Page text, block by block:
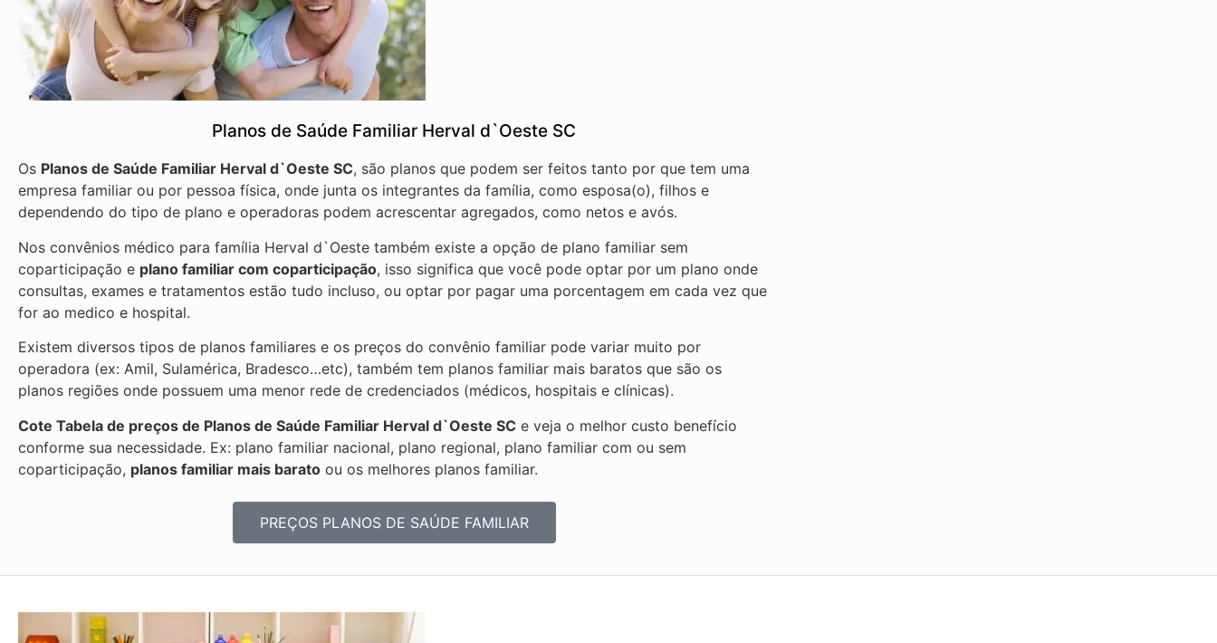
Planos de Saúde Familiar Herval d`Oeste SC
Os Planos de Saúde Familiar Herval d`Oeste SC, são planos que podem ser feitos tanto por que tem uma
empresa familiar ou por pessoa física, onde junta os integrantes da família, como esposa(o), filhos e
dependendo do tipo de plano e operadoras podem acrescentar agregados, como netos e avós.
Nos convênios médico para família Herval d`Oeste também existe a opção de plano familiar sem
coparticipação e plano familiar com coparticipação, isso significa que você pode optar por um plano onde
consultas, exames e tratamentos estão tudo incluso, ou optar por pagar uma porcentagem em cada vez que
for ao medico e hospital.
Existem diversos tipos de planos familiares e os preços do convênio familiar pode variar muito por
operadora (ex: Amil, Sulamérica, Bradesco…etc), também tem planos familiar mais baratos que são os
planos regiões onde possuem uma menor rede de credenciados (médicos, hospitais e clínicas).
Cote Tabela de preços de Planos de Saúde Familiar Herval d`Oeste SC e veja o melhor custo benefício
conforme sua necessidade. Ex: plano familiar nacional, plano regional, plano familiar com ou sem
coparticipação, planos familiar mais barato ou os melhores planos familiar.
PREÇOS PLANOS DE SAÚDE FAMILIAR